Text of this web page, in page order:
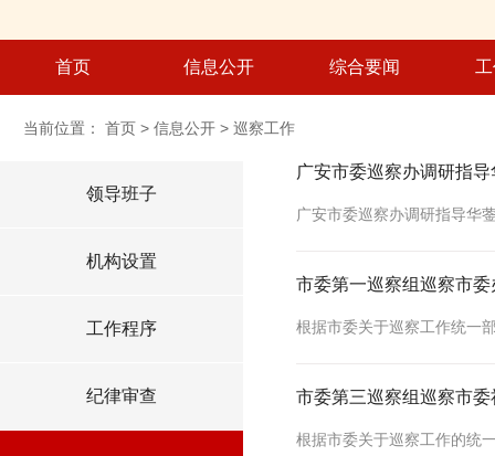
首页 信息公开
领导班子
综合要闻
当前位置： 首页 > 信息公开 > 巡察工作
领导班子
机构设置
工作程序
纪律审查
广安市委巡察办调研指
市委第一巡察组巡察市
市委第三巡察组巡察市